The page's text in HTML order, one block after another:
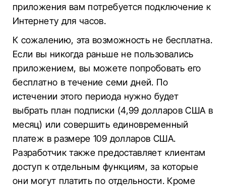
приложения вам потребуется подключение к
Интернету для часов.
К сожалению, эта возможность не бесплатна.
Если вы никогда раньше не пользовались
приложением, вы можете попробовать его
бесплатно в течение семи дней. По
истечении этого периода нужно будет
выбрать план подписки (4,99 долларов США в
месяц) или совершить единовременный
платеж в размере 109 долларов США.
Разработчик также предоставляет клиентам
доступ к отдельным функциям, за которые
они могут платить по отдельности. Кроме